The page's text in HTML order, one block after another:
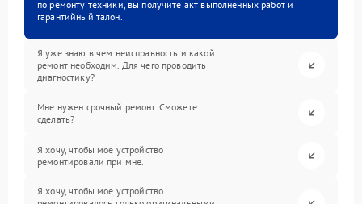
по ремонту техники, вы получите акт выполненных работ и
гарантийный талон.
Я уже знаю в чем неисправность и какой
ремонт необходим. Для чего проводить
диагностику?
Мне нужен срочный ремонт. Сможете
сделать?
Я хочу, чтобы мое устройство
ремонтировали при мне.
Я хочу, чтобы мое устройство